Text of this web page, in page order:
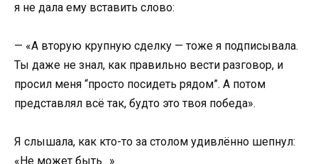
я не дала ему вставить слово:
— «А вторую крупную сделку — тоже я подписывала.
Ты даже не знал, как правильно вести разговор, и
просил меня “просто посидеть рядом”. А потом
представлял всё так, будто это твоя победа».
Я слышала, как кто-то за столом удивлённо шепнул:
«Не может быть…».